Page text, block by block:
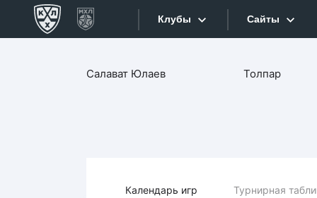
Клубы
Конференция «Запад»
Торпедо
Сайты
Сайты
Текстовые
Салават Юлаев Толпар
Календарь игр Турнирная